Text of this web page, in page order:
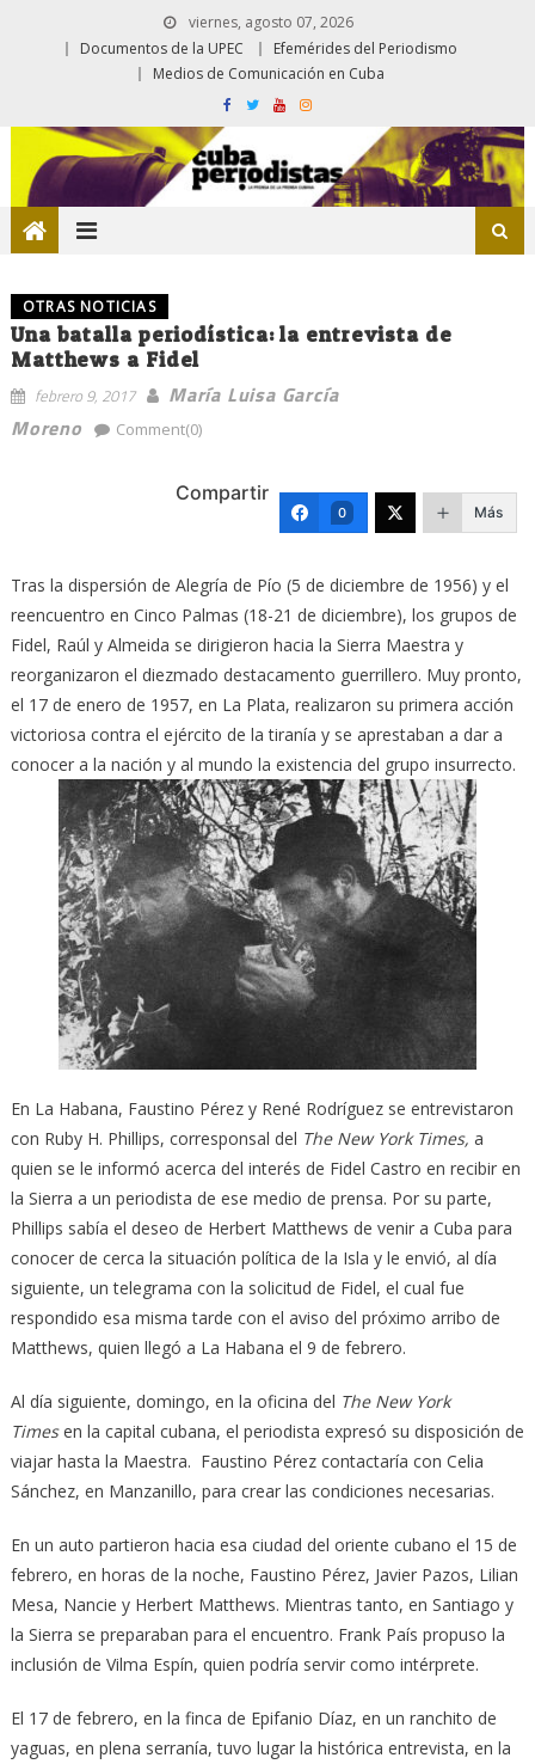
viernes, agosto 07, 2026
Documentos de la UPEC
Efemérides del Periodismo
Medios de Comunicación en Cuba
OTRAS NOTICIAS
Una batalla periodística: la entrevista de
Matthews a Fidel
febrero 9, 2017
María Luisa García
Moreno
Comment(0)
Compartir
0 Más
Tras la dispersión de Alegría de Pío (5 de diciembre de 1956) y el
reencuentro en Cinco Palmas (18-21 de diciembre), los grupos de
Fidel, Raúl y Almeida se dirigieron hacia la Sierra Maestra y
reorganizaron el diezmado destacamento guerrillero. Muy pronto,
el 17 de enero de 1957, en La Plata, realizaron su primera acción
victoriosa contra el ejército de la tiranía y se aprestaban a dar a
conocer a la nación y al mundo la existencia del grupo insurrecto.
En La Habana, Faustino Pérez y René Rodríguez se entrevistaron
con Ruby H. Phillips, corresponsal del The New York Times, a
quien se le informó acerca del interés de Fidel Castro en recibir en
la Sierra a un periodista de ese medio de prensa. Por su parte,
Phillips sabía el deseo de Herbert Matthews de venir a Cuba para
conocer de cerca la situación política de la Isla y le envió, al día
siguiente, un telegrama con la solicitud de Fidel, el cual fue
respondido esa misma tarde con el aviso del próximo arribo de
Matthews, quien llegó a La Habana el 9 de febrero.
Al día siguiente, domingo, en la oficina del The New York
Timesen la capital cubana, el periodista expresó su disposición de
viajar hasta la Maestra. Faustino Pérez contactaría con Celia
Sánchez, en Manzanillo, para crear las condiciones necesarias.
En un auto partieron hacia esa ciudad del oriente cubano el 15 de
febrero, en horas de la noche, Faustino Pérez, Javier Pazos, Lilian
Mesa, Nancie y Herbert Matthews. Mientras tanto, en Santiago y
la Sierra se preparaban para el encuentro. Frank País propuso la
inclusión de Vilma Espín, quien podría servir como intérprete.
El 17 de febrero, en la finca de Epifanio Díaz, en un ranchito de
yaguas, en plena serranía, tuvo lugar la histórica entrevista, en la